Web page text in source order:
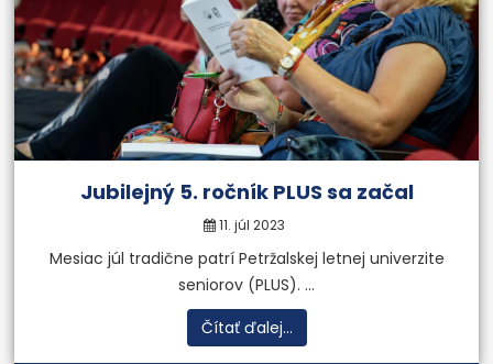
Jubilejný 5. ročník PLUS sa začal
11. júl 2023
Mesiac júl tradične patrí Petržalskej letnej univerzite
seniorov (PLUS). ...
Čítať ďalej...